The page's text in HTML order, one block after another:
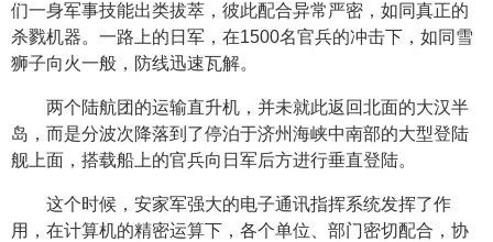
们一身军事技能出类拔萃，彼此配合异常严密，如同真正的
杀戮机器。一路上的日军，在1500名官兵的冲击下，如同雪
狮子向火一般，防线迅速瓦解。
两个陆航团的运输直升机，并未就此返回北面的大汉半
岛，而是分波次降落到了停泊于济州海峡中南部的大型登陆
舰上面，搭载船上的官兵向日军后方进行垂直登陆。
这个时候，安家军强大的电子通讯指挥系统发挥了作
用，在计算机的精密运算下，各个单位、部门密切配合，协